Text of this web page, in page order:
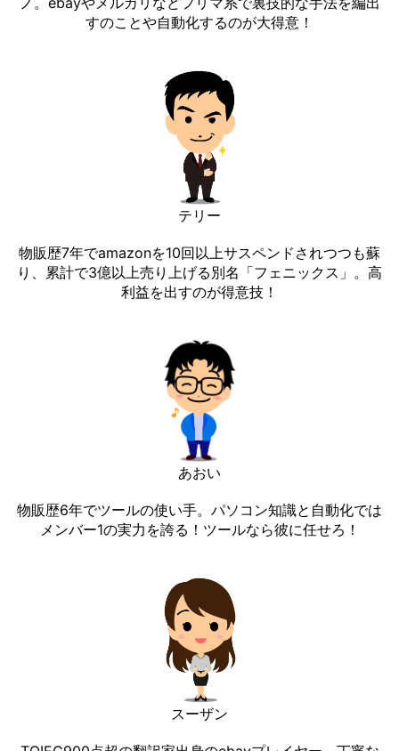
すのことや自動化するのが大得意！
テリー
物販歴7年でamazonを10回以上サスペンドされつつも蘇
り、累計で3億以上売り上げる別名「フェニックス」。高
利益を出すのが得意技！
あおい
物販歴6年でツールの使い手。パソコン知識と自動化では
メンバー1の実力を誇る！ツールなら彼に任せろ！
スーザン